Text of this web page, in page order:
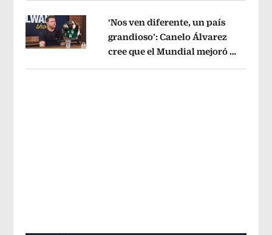
Opens in new window
‘Nos ven diferente, un país
grandioso’: Canelo Álvarez
cree que el Mundial mejoró la